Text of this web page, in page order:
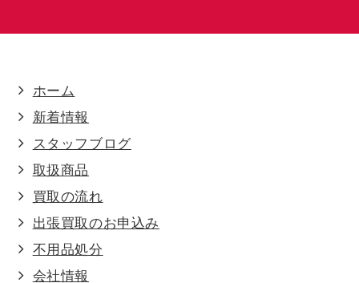
ホーム
新着情報
スタッフブログ
取扱商品
買取の流れ
出張買取のお申込み
不用品処分
会社情報